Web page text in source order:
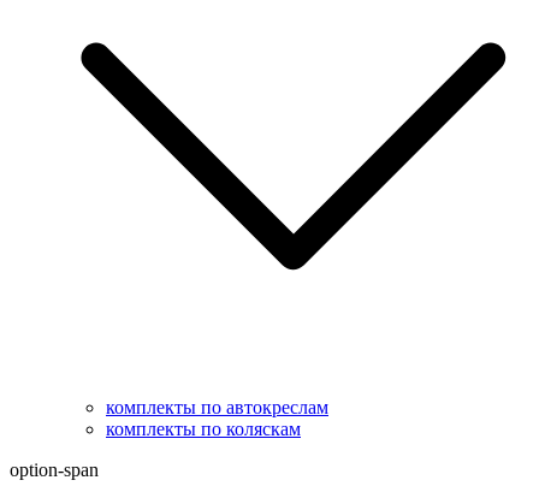
комплекты по автокреслам
комплекты по коляскам
option-span